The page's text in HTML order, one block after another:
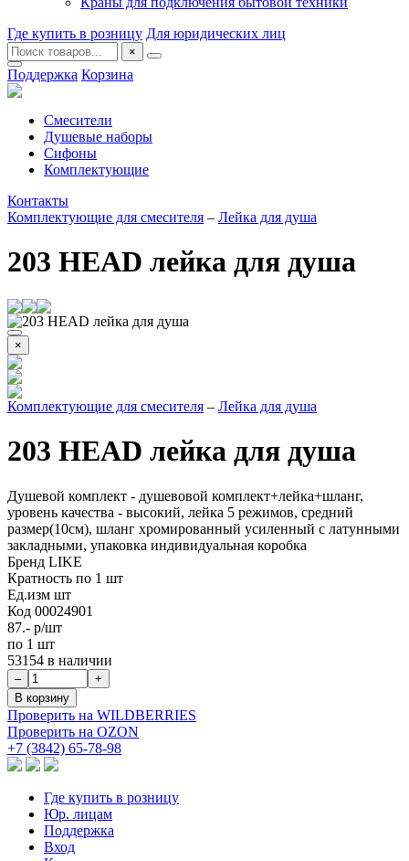
Где купить в розницу Для юридических лиц
×
Поддержка Корзина
Смесители
Душевые наборы
Сифоны
Комплектующие
Контакты
Комплектующие для смесителя – Лейка для душа
203 HEAD лейка для душа
×
Комплектующие для смесителя – Лейка для душа
203 HEAD лейка для душа
Душевой комплект - душевовой комплект+лейка+шланг,
уровень качества - высокий, лейка 5 режимов, средний
размер(10см), шланг хромированный усиленный с латунными
закладными, упаковка индивидуальная коробка
Бренд LIKE
Кратность по 1 шт
Ед.изм шт
Код 00024901
87.- р/шт
по 1 шт
53154 в наличии
Проверить на WILDBERRIES
Проверить на OZON
+7 (3842) 65-78-98
Где купить в розницу
Юр. лицам
Поддержка
Вход